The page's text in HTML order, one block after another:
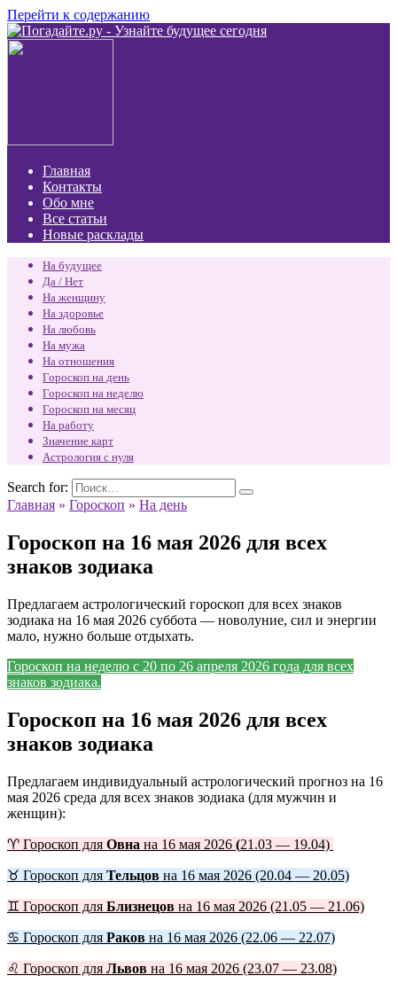
Перейти к содержанию
Главная
Контакты
Обо мне
Все статьи
Новые расклады
На будущее
Да / Нет
На женщину
На здоровье
На любовь
На мужа
На отношения
Гороскоп на день
Гороскоп на неделю
Гороскоп на месяц
На работу
Значение карт
Астрология с нуля
Search for:
Главная » Гороскоп » На день
Гороскоп на 16 мая 2026 для всех
знаков зодиака
Предлагаем астрологический гороскоп для всех знаков
зодиака на 16 мая 2026 суббота — новолуние, сил и энергии
мало, нужно больше отдыхать.
Гороскоп на неделю с 20 по 26 апреля 2026 года для всех
знаков зодиака.
Гороскоп на 16 мая 2026 для всех
знаков зодиака
Предлагаем индивидуальный астрологический прогноз на 16
мая 2026 среда для всех знаков зодиака (для мужчин и
женщин):
♈ Гороскоп для Овна на 16 мая 2026 (21.03 — 19.04)
♉ Гороскоп для Тельцов на 16 мая 2026 (20.04 — 20.05)
♊ Гороскоп для Близнецов на 16 мая 2026 (21.05 — 21.06)
♋ Гороскоп для Раков на 16 мая 2026 (22.06 — 22.07)
♌ Гороскоп для Львов на 16 мая 2026 (23.07 — 23.08)